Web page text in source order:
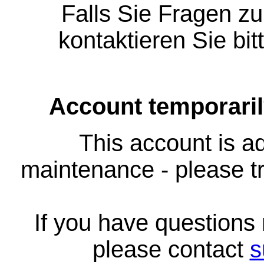
Falls Sie Fragen
kontaktieren Sie
Account
This account is
maintenance - please
If you have
please contact